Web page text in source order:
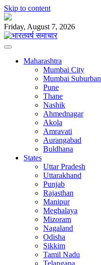
Skip to content
Friday, August 7, 2026
Maharashtra
Mumbai City
Mumbai Suburban
Pune
Thane
Nashik
Ahmednagar
Akola
Amravati
Aurangabad
Buldhana
States
Uttar Pradesh
Uttarakhand
Punjab
Rajasthan
Manipur
Meghalaya
Mizoram
Nagaland
Odisha
Sikkim
Tamil Nadu
Telangana